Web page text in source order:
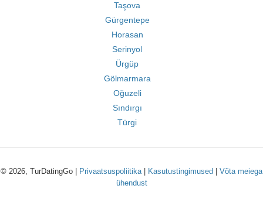
Taşova
Gürgentepe
Horasan
Serinyol
Ürgüp
Gölmarmara
Oğuzeli
Sındırgı
Türgi
© 2026, TurDatingGo | Privaatsuspoliitika| Kasutustingimused
Võta meiega
ühendust